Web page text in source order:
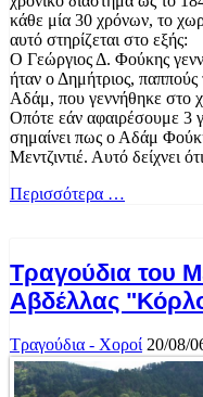
κάθε μία 30 χρόνων, το
αυτό στηρίζεται στο εξής:
Ο Γεώργιος Δ. Φούκης
ήταν ο Δημήτριος,
Αδάμ, που γεννήθηκε στο
Οπότε εάν αφαιρέσουμε 3
σημαίνει πως ο Αδάμ
Μεντζιντιέ. Αυτό δείχνει
Περισσότερα …
Τραγούδια του
Αβδέλλας
Τραγούδια - Χοροί 20/08/